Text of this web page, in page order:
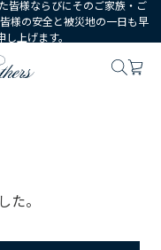
皆様ならびにそのご家族・ご
様の安全と被災地の一日も早
上げます。
。